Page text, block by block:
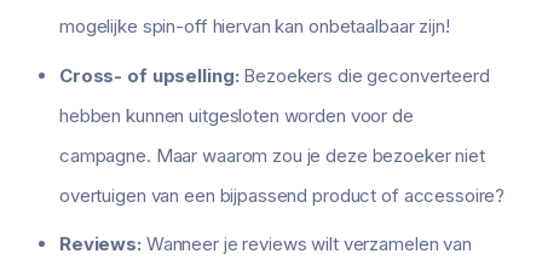
mogelijke spin-off hiervan kan onbetaalbaar zijn!
Cross- of upselling: Bezoekers die geconverteerd
hebben kunnen uitgesloten worden voor de
campagne. Maar waarom zou je deze bezoeker niet
overtuigen van een bijpassend product of accessoire?
Reviews: Wanneer je reviews wilt verzamelen van